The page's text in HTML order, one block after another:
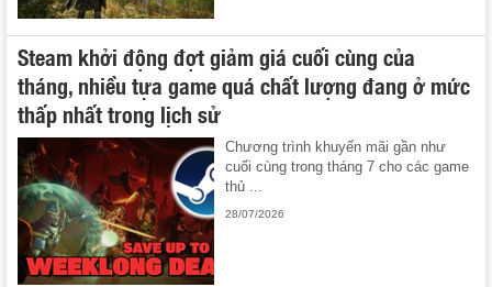
Steam khởi động đợt giảm giá cuối cùng của
tháng, nhiều tựa game quá chất lượng đang ở mức
thấp nhất trong lịch sử
Chương trình khuyến mãi gần như
cuối cùng trong tháng 7 cho các game
thủ ...
28/07/2026